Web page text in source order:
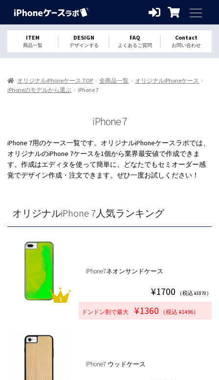
ITEM
商品一覧
DESIGN
デザインする
FAQ
よくあるご質問
Contact
お問い合わせ
オリジナルiPhoneケース TOP 全商品一覧
オリジナルiPhoneケース
iPhoneのモデルから選ぶ
iPhone 7
iPhone 7
iPhone 7用のケース一覧です。オリジナルiPhoneケースラボでは、
オリジナルのiPhone 7ケースを1個から業界最安値で作成できま
す。作成はエディタを使って簡単に、どなたでもセミオーダー感
覚でデザイン作成・注文できます。ぜひ一度お試しください！
オリジナルiPhone 7人気ランキング
iPhone7ネオンサンドケース
¥1700 （税込 ¥1870）
ドンドン割で最大 ¥1360 （税込 ¥1496）
iPhone7 ウッドケース